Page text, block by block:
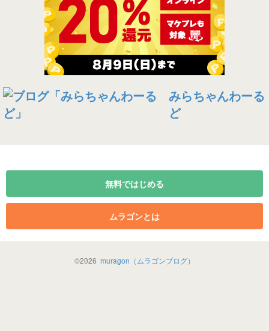
みらちゃんわーる
ど
無料ではじめる
ムラゴンとは
©2026 muragon（ムラゴンブログ）